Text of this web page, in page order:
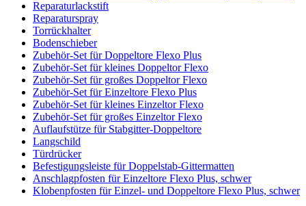
Reparaturlackstift
Reparaturspray
Torrückhalter
Bodenschieber
Zubehör-Set für Doppeltore Flexo Plus
Zubehör-Set für kleines Doppeltor Flexo
Zubehör-Set für großes Doppeltor Flexo
Zubehör-Set für Einzeltore Flexo Plus
Zubehör-Set für kleines Einzeltor Flexo
Zubehör-Set für großes Einzeltor Flexo
Auflaufstütze für Stabgitter-Doppeltore
Langschild
Türdrücker
Befestigungsleiste für Doppelstab-Gittermatten
Anschlagpfosten für Einzeltore Flexo Plus, schwer
Klobenpfosten für Einzel- und Doppeltore Flexo Plus, schwer